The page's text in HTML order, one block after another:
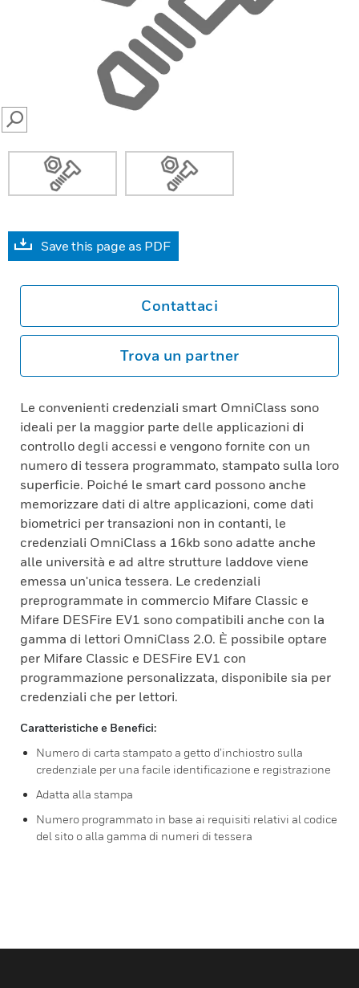
SEARCH
Save this page as PDF
Contattaci
Trova un partner
Le convenienti credenziali smart OmniClass sono
ideali per la maggior parte delle applicazioni di
controllo degli accessi e vengono fornite con un
numero di tessera programmato, stampato sulla loro
superficie. Poiché le smart card possono anche
memorizzare dati di altre applicazioni, come dati
biometrici per transazioni non in contanti, le
credenziali OmniClass a 16kb sono adatte anche
alle università e ad altre strutture laddove viene
emessa un'unica tessera. Le credenziali
preprogrammate in commercio Mifare Classic e
Mifare DESFire EV1 sono compatibili anche con la
gamma di lettori OmniClass 2.0. È possibile optare
per Mifare Classic e DESFire EV1 con
programmazione personalizzata, disponibile sia per
credenziali che per lettori.
Caratteristiche e Benefici:
Numero di carta stampato a getto d’inchiostro sulla
credenziale per una facile identificazione e registrazione
Adatta alla stampa
Numero programmato in base ai requisiti relativi al codice
del sito o alla gamma di numeri di tessera